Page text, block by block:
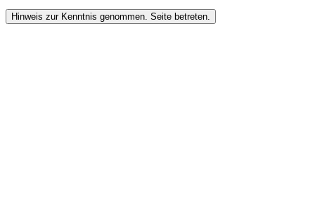
Hinweis zur Kenntnis genommen. Seite betreten.